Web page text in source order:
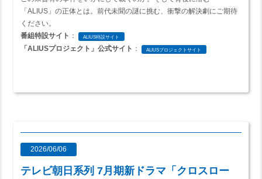
「ALIUS」の正体とは。前代未聞の謎に挑む、衝撃の解決劇にご期待
ください。
番組特設サイト ： ALIUS特設サイト
「ALIUSプロジェクト」公式サイト ： ALIUSプロジェクトサイト
2026/06/06
テレビ朝日系列 7月期新ドラマ「クロスロー